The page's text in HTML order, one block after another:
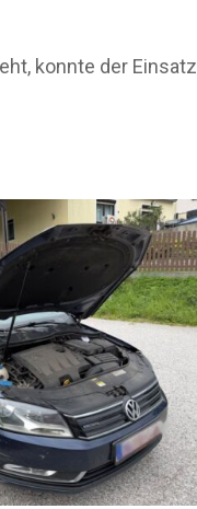
konnte der Einsatz